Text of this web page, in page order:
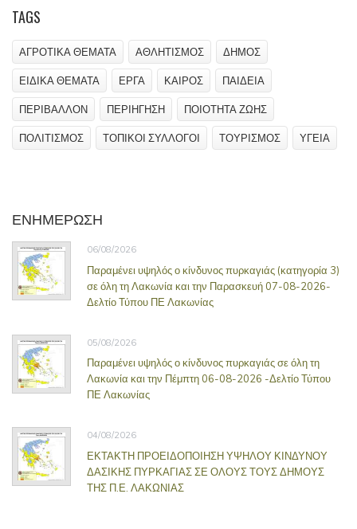
TAGS
ΑΓΡΟΤΙΚΑ ΘΕΜΑΤΑ ΑΘΛΗΤΙΣΜΟΣ ΔΗΜΟΣ
ΕΙΔΙΚΑ ΘΕΜΑΤΑ ΕΡΓΑ ΚΑΙΡΟΣ ΠΑΙΔΕΙΑ
ΠΕΡΙΒΑΛΛΟΝ ΠΕΡΙΗΓΗΣΗ ΠΟΙΟΤΗΤΑ ΖΩΗΣ
ΠΟΛΙΤΙΣΜΟΣ ΤΟΠΙΚΟΙ ΣΥΛΛΟΓΟΙ ΤΟΥΡΙΣΜΟΣ ΥΓΕΙΑ
ΕΝΗΜΕΡΩΣΗ
06/08/2026
Παραμένει υψηλός ο κίνδυνος πυρκαγιάς (κατηγορία 3)
σε όλη τη Λακωνία και την Παρασκευή 07-08-2026-
Δελτίο Τύπου ΠΕ Λακωνίας
05/08/2026
Παραμένει υψηλός ο κίνδυνος πυρκαγιάς σε όλη τη
Λακωνία και την Πέμπτη 06-08-2026 -Δελτίο Τύπου
ΠΕ Λακωνίας
04/08/2026
ΕΚΤΑΚΤΗ ΠΡΟΕΙΔΟΠΟΙΗΣΗ ΥΨΗΛΟΥ ΚΙΝΔΥΝΟΥ
ΔΑΣΙΚΗΣ ΠΥΡΚΑΓΙΑΣ ΣΕ ΟΛΟΥΣ ΤΟΥΣ ΔΗΜΟΥΣ
ΤΗΣ Π.Ε. ΛΑΚΩΝΙΑΣ